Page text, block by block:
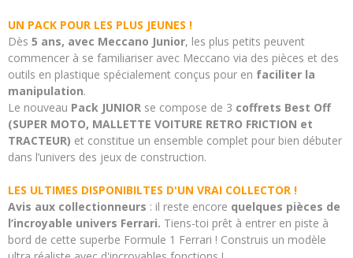
UN PACK POUR LES PLUS JEUNES !
Dès 5 ans, avec Meccano Junior, les plus petits peuvent
commencer à se familiariser avec Meccano via des pièces et des
outils en plastique spécialement conçus pour en faciliter la
manipulation.
Le nouveau Pack JUNIOR se compose de 3 coffrets Best Off
(SUPER MOTO, MALLETTE VOITURE RETRO FRICTION et
TRACTEUR) et constitue un ensemble complet pour bien débuter
dans l’univers des jeux de construction.
LES ULTIMES DISPONIBILTES D'UN VRAI COLLECTOR !
Avis aux collectionneurs : il reste encore quelques pièces de
l’incroyable univers Ferrari. Tiens-toi prêt à entrer en piste à
bord de cette superbe Formule 1 Ferrari ! Construis un modèle